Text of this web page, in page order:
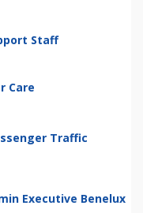
Staff
Care
Traffic
Executive Benelux